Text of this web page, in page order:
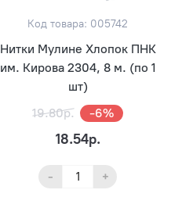
Код товара: 005742
Нитки Мулине Хлопок ПНК
им. Кирова 2304, 8 м. (по 1
шт)
19.80р.
-6%
18.54р.
- +